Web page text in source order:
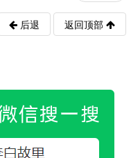
后退 返回顶部